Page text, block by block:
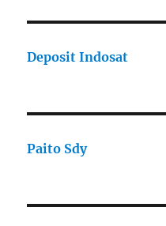
Deposit Indosat
Paito Sdy